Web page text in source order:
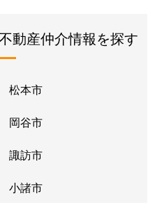
動産仲介情報を探す
松本市
岡谷市
諏訪市
小諸市